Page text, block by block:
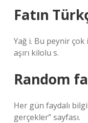
Fatın
Yağ i. Bu peynir
aşırı kilolu s.
Random
Her gün faydalı
gerçekler” sayfası.